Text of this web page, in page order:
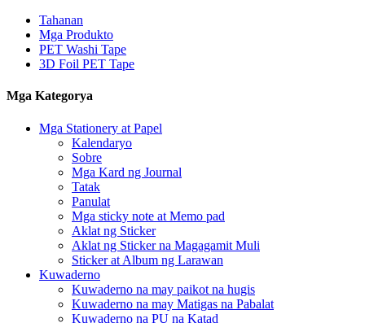
Tahanan
Mga Produkto
PET Washi Tape
3D Foil PET Tape
Mga Kategorya
Mga Stationery at Papel
Kalendaryo
Sobre
Mga Kard ng Journal
Tatak
Panulat
Mga sticky note at Memo pad
Aklat ng Sticker
Aklat ng Sticker na Magagamit Muli
Sticker at Album ng Larawan
Kuwaderno
Kuwaderno na may paikot na hugis
Kuwaderno na may Matigas na Pabalat
Kuwaderno na PU na Katad